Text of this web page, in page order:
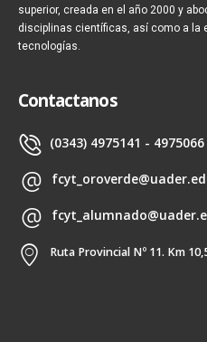
superior, creada en el año 2000 y
disciplinas científicas, así como a la
tecnologías.
Contactanos
(0343) 4975141 - 4975066
Ruta Provincial Nº 11. Km